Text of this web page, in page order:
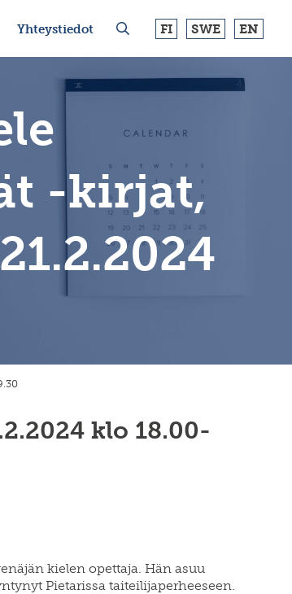
Yhteystiedot FI SWE EN
-kirjat,
klo 18.00-
kielen opettaja. Hän asuu
Pietarissa taiteilijaperheeseen.